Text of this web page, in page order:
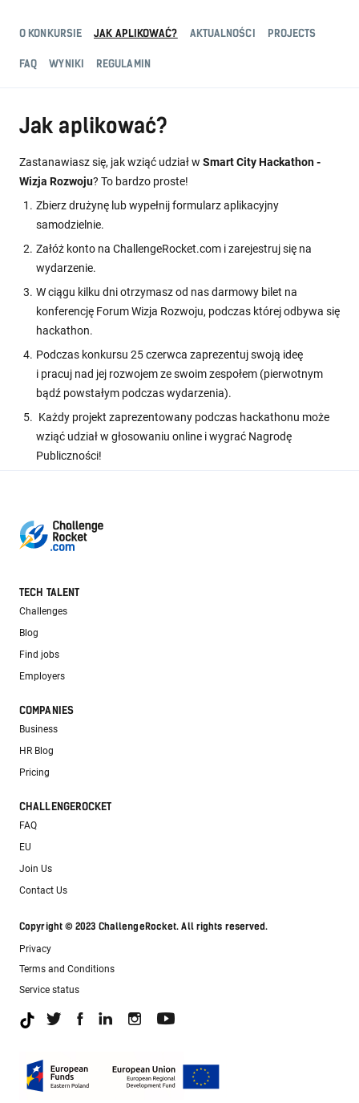
O KONKURSIE JAK APLIKOWAĆ? AKTUALNOŚCI PROJECTS
FAQ WYNIKI REGULAMIN
Jak aplikować?
Zastanawiasz się, jak wziąć udział w Smart City Hackathon -
Wizja Rozwoju? To bardzo proste!
Zbierz drużynę lub wypełnij formularz aplikacyjny
samodzielnie.
Załóż konto na ChallengeRocket.com i zarejestruj się na
wydarzenie.
W ciągu kilku dni otrzymasz od nas darmowy bilet na
konferencję Forum Wizja Rozwoju, podczas której odbywa się
hackathon.
Podczas konkursu 25 czerwca zaprezentuj swoją ideę
i pracuj nad jej rozwojem ze swoim zespołem (pierwotnym
bądź powstałym podczas wydarzenia).
Każdy projekt zaprezentowany podczas hackathonu może
wziąć udział w głosowaniu online i wygrać Nagrodę
Publiczności!
TECH TALENT
Challenges
Blog
Find jobs
Employers
COMPANIES
Business
HR Blog
Pricing
CHALLENGEROCKET
FAQ
EU
Join Us
Contact Us
Copyright © 2023 ChallengeRocket. All rights reserved.
Privacy
Terms and Conditions
Service status